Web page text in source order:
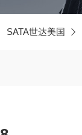
SATA世达美国